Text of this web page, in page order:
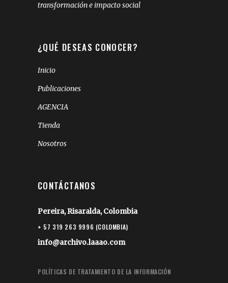
transformación e impacto social
¿QUÉ DESEAS CONOCER?
Inicio
Publicaciones
AGENCIA
Tienda
Nosotros
CONTÁCTANOS
Pereira, Risaralda, Colombia
+ 57 319 263 9996 (COLOMBIA)
info@archivo.laaao.com
POLÍTICAS DE TRATAMIENTO DE LA INFORMACIÓN